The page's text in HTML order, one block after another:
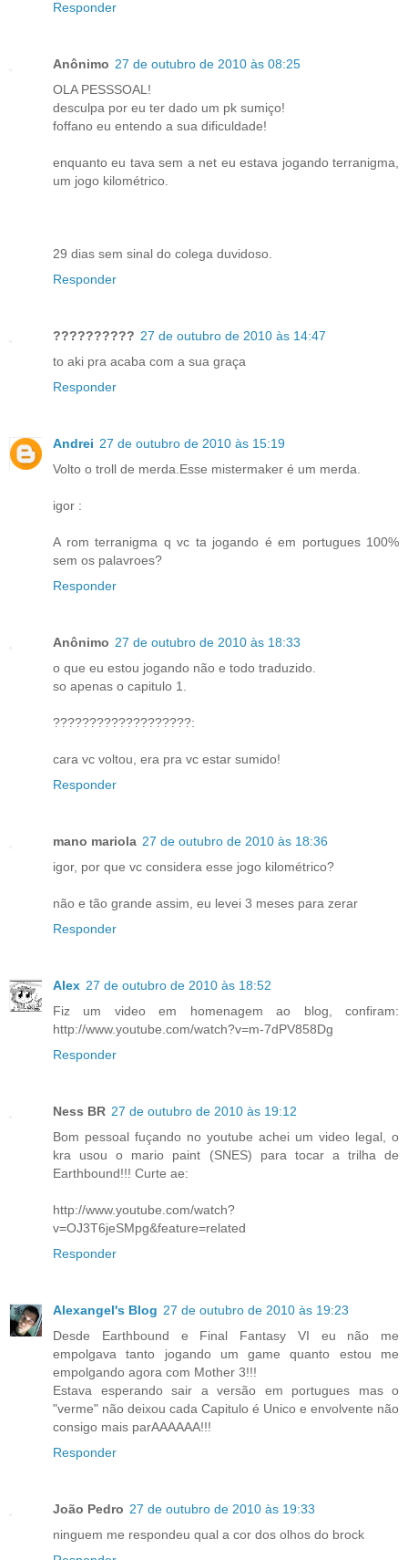
Responder
Anônimo 27 de outubro de 2010 às 08:25
OLA PESSSOAL!
desculpa por eu ter dado um pk sumiço!
foffano eu entendo a sua dificuldade!
enquanto eu tava sem a net eu estava jogando terranigma,
um jogo kilométrico.
29 dias sem sinal do colega duvidoso.
Responder
?????????? 27 de outubro de 2010 às 14:47
to aki pra acaba com a sua graça
Responder
Andrei 27 de outubro de 2010 às 15:19
Volto o troll de merda.Esse mistermaker é um merda.
igor :
A rom terranigma q vc ta jogando é em portugues 100%
sem os palavroes?
Responder
Anônimo 27 de outubro de 2010 às 18:33
o que eu estou jogando não e todo traduzido.
so apenas o capitulo 1.
???????????????????:
cara vc voltou, era pra vc estar sumido!
Responder
mano mariola 27 de outubro de 2010 às 18:36
igor, por que vc considera esse jogo kilométrico?
não e tão grande assim, eu levei 3 meses para zerar
Responder
Alex 27 de outubro de 2010 às 18:52
Fiz um video em homenagem ao blog, confiram:
http://www.youtube.com/watch?v=m-7dPV858Dg
Responder
Ness BR 27 de outubro de 2010 às 19:12
Bom pessoal fuçando no youtube achei um video legal, o
kra usou o mario paint (SNES) para tocar a trilha de
Earthbound!!! Curte ae:
http://www.youtube.com/watch?
v=OJ3T6jeSMpg&feature=related
Responder
Alexangel's Blog 27 de outubro de 2010 às 19:23
Desde Earthbound e Final Fantasy VI eu não me
empolgava tanto jogando um game quanto estou me
empolgando agora com Mother 3!!!
Estava esperando sair a versão em portugues mas o
"verme" não deixou cada Capitulo é Unico e envolvente não
consigo mais parAAAAAA!!!
Responder
João Pedro 27 de outubro de 2010 às 19:33
ninguem me respondeu qual a cor dos olhos do brock